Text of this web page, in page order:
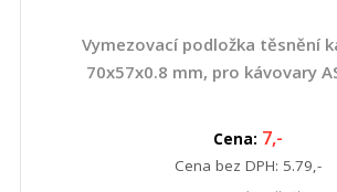
Vymezovací podložka těsnění
70x57x0.8 mm, pro kávovary
Cena: 7,-
Cena bez DPH: 5.79,-